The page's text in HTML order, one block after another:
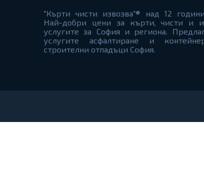
"Кърти чисти извозва"® над 12
Най-добри цени за кърти, чисти и
услугите за София и региона.
услугите асфалтиране и
строителни отпадъци София.